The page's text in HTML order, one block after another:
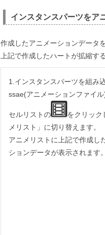
インスタンスパーツをア
作成したアニメーションデータ
上記で作成したハートが拡縮す
1.インスタンスパーツを組み
ssae(アニメーションファイル
セルリストの
をクリック
メリスト」に切り替えます。
アニメリストに上記で作成し
ションデータが表示されます。